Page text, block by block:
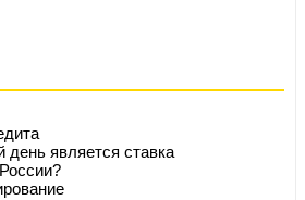
день является ставка